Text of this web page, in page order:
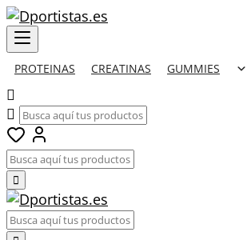
PROTEINAS CREATINAS GUMMIES